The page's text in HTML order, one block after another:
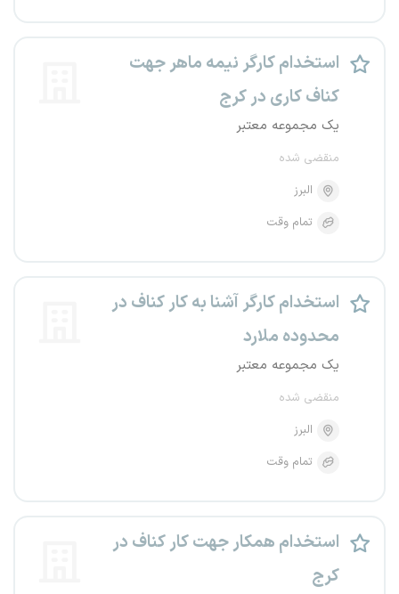
استخدام کارگر نیمه ماهر جهت
کناف کاری در کرج
یک مجموعه معتبر
منقضی شده
البرز
تمام وقت
استخدام کارگر آشنا به کار کناف در
محدوده ملارد
یک مجموعه معتبر
منقضی شده
البرز
تمام وقت
استخدام همکار جهت کار کناف در
کرج